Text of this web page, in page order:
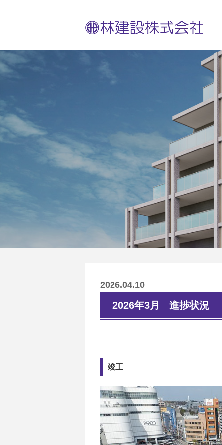
2026.04.10
2026年3月 進捗状況
竣工